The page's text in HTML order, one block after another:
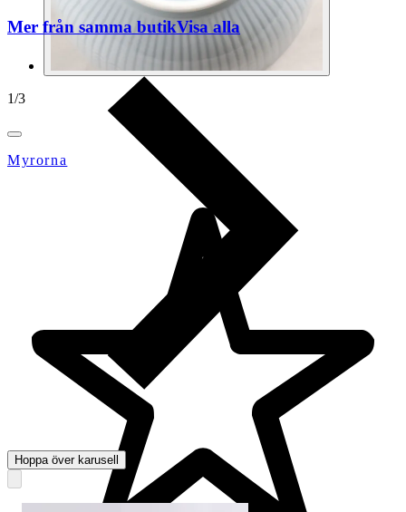
1/3
Myrorna
Mer från samma butikVisa alla
Hoppa över karusell